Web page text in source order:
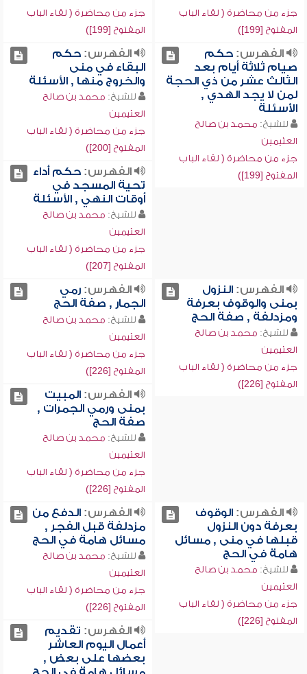
جزء من محاضرة ( لقاء الباب
المفتوح [199])
جزء من محاضرة ( لقاء الباب
المفتوح [199])
الفهرس:حكم
صيام ثلاثة أيام بعد
الثالث عشر من ذي الحجة
لمن لا يجد الهدي ,
الأسئلة
للشيخ: محمد بن صالح
العثيمين
جزء من محاضرة ( لقاء الباب
المفتوح [199])
الفهرس:حكم
البقاء في منى
والخروج منها , الأسئلة
للشيخ: محمد بن صالح
العثيمين
جزء من محاضرة ( لقاء الباب
المفتوح [200])
الفهرس:حكم أداء
تحية المسجد في
أوقات النهي , الأسئلة
للشيخ: محمد بن صالح
العثيمين
جزء من محاضرة ( لقاء الباب
المفتوح [207])
الفهرس:النزول
بمنى والوقوف بعرفة
ومزدلفة , صفة الحج
للشيخ: محمد بن صالح
العثيمين
جزء من محاضرة ( لقاء الباب
المفتوح [226])
الفهرس:رمي
الجمار , صفة الحج
للشيخ: محمد بن صالح
العثيمين
جزء من محاضرة ( لقاء الباب
المفتوح [226])
الفهرس:المبيت
بمنى ورمي الجمرات ,
صفة الحج
للشيخ: محمد بن صالح
العثيمين
جزء من محاضرة ( لقاء الباب
المفتوح [226])
الفهرس:الوقوف
بعرفة دون النزول
قبلها في منى , مسائل
هامة في الحج
للشيخ: محمد بن صالح
العثيمين
جزء من محاضرة ( لقاء الباب
المفتوح [226])
الفهرس:الدفع من
مزدلفة قبل الفجر ,
مسائل هامة في الحج
للشيخ: محمد بن صالح
العثيمين
جزء من محاضرة ( لقاء الباب
المفتوح [226])
الفهرس: تقديم
أعمال اليوم العاشر
بعضها على بعض ,